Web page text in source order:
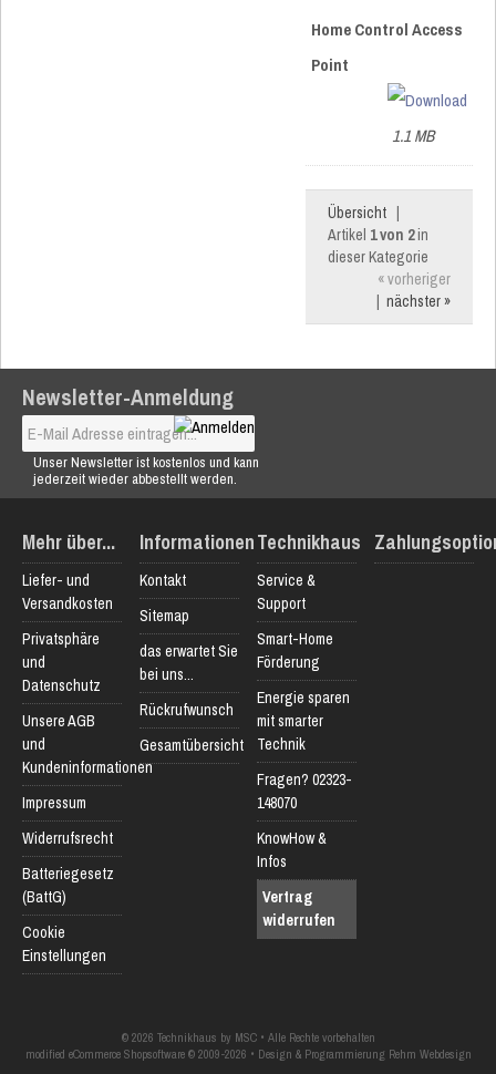
Home Control Access
Point
1.1 MB
Übersicht |
Artikel 1 von 2in
dieser Kategorie
« vorheriger
| nächster »
Newsletter-Anmeldung
Unser Newsletter ist kostenlos und kann
jederzeit wieder abbestellt werden.
Mehr über...
Liefer- und
Versandkosten
Privatsphäre
und
Datenschutz
Unsere AGB
und
Kundeninformationen
Impressum
Widerrufsrecht
Batteriegesetz
(BattG)
Cookie
Einstellungen
Informationen
Kontakt
Sitemap
das erwartet Sie
bei uns...
Rückrufwunsch
Gesamtübersicht
Technikhaus
Service &
Support
Smart-Home
Förderung
Energie sparen
mit smarter
Technik
Fragen? 02323-
148070
KnowHow &
Infos
Vertrag
widerrufen
© 2026 Technikhaus by MSC • Alle Rechte vorbehalten
modified eCommerce Shopsoftware © 2009-2026 • Design & Programmierung Rehm Webdesign